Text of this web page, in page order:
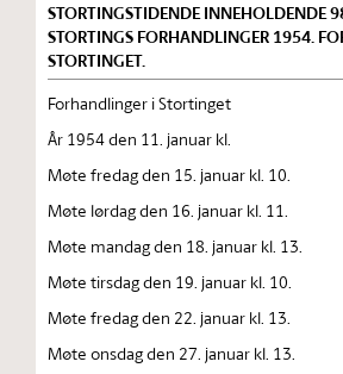
STORTINGSTIDENDE INNEHOLDENDE
STORTINGS FORHANDLINGER 1954.
STORTINGET.
Forhandlinger i Stortinget
År 1954 den 11. januar kl.
Møte fredag den 15. januar kl. 10.
Møte lørdag den 16. januar kl. 11.
Møte mandag den 18. januar kl. 13.
Møte tirsdag den 19. januar kl. 10.
Møte fredag den 22. januar kl. 13.
Møte onsdag den 27. januar kl. 13.